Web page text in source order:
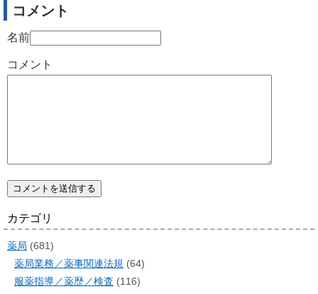
コメント
名前
コメント
カテゴリ
薬局 (681)
薬局業務／薬事関連法規 (64)
服薬指導／薬歴／検査 (116)